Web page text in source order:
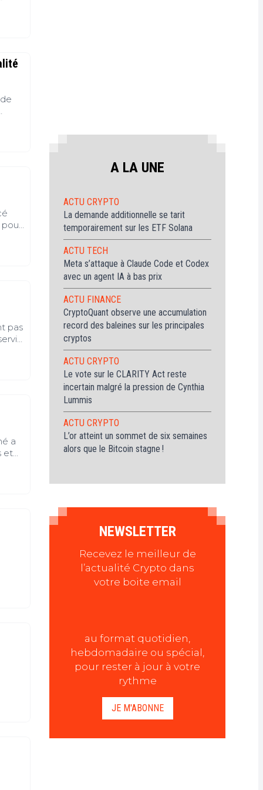
pour
pas
a
et
A LA UNE
ACTU CRYPTO
La demande additionnelle se tarit
temporairement sur les ETF Solana
ACTU TECH
Meta s’attaque à Claude Code et Codex
avec un agent IA à bas prix
ACTU FINANCE
CryptoQuant observe une accumulation
record des baleines sur les principales
cryptos
ACTU CRYPTO
Le vote sur le CLARITY Act reste
incertain malgré la pression de Cynthia
Lummis
ACTU CRYPTO
L’or atteint un sommet de six semaines
alors que le Bitcoin stagne !
NEWSLETTER
Recevez le meilleur de
l’actualité Crypto dans
votre boite email
au format quotidien,
hebdomadaire ou spécial,
pour rester à jour à votre
rythme
JE M'ABONNE